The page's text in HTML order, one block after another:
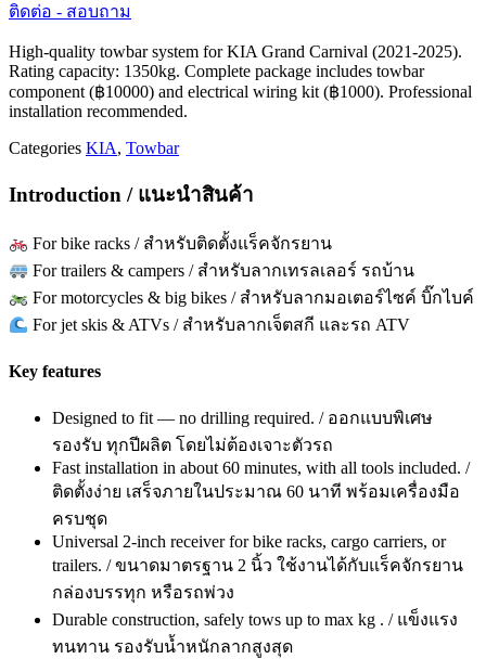
ติดต่อ - สอบถาม
High-quality towbar system for KIA Grand Carnival (2021-2025).
Rating capacity: 1350kg. Complete package includes towbar
component (฿10000) and electrical wiring kit (฿1000). Professional
installation recommended.
Categories KIA, Towbar
Introduction / แนะนำสินค้า
For bike racks / สำหรับติดตั้งแร็คจักรยาน
For trailers & campers / สำหรับลากเทรลเลอร์ รถบ้าน
For motorcycles & big bikes / สำหรับลากมอเตอร์ไซค์ บิ๊กไบค์
For jet skis & ATVs / สำหรับลากเจ็ตสกี และรถ ATV
Key features
Designed to fit — no drilling required. / ออกแบบพิเศษ
รองรับ ทุกปีผลิต โดยไม่ต้องเจาะตัวรถ
Fast installation in about 60 minutes, with all tools included. /
ติดตั้งง่าย เสร็จภายในประมาณ 60 นาที พร้อมเครื่องมือ
ครบชุด
Universal 2-inch receiver for bike racks, cargo carriers, or
trailers. / ขนาดมาตรฐาน 2 นิ้ว ใช้งานได้กับแร็คจักรยาน
กล่องบรรทุก หรือรถพ่วง
Durable construction, safely tows up to max kg . / แข็งแรง
ทนทาน รองรับน้ำหนักลากสูงสุด